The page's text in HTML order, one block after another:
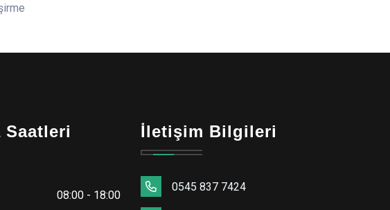
Saatleri
08:00 - 18:00
İletişim Bilgileri
0545 837 7424